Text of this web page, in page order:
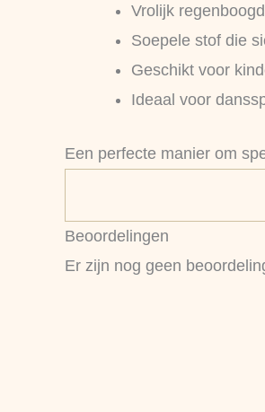
Vrolijk
Soepele stof die
Geschikt voor
Ideaal voor
Een perfecte manier om
Beoordelingen
Er zijn nog geen